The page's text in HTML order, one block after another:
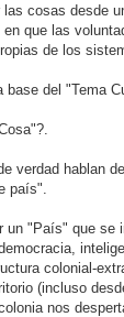
cosas desde
que las
de los
base del "Tema
verdad hablan
país".
un "País" que se
colonial-
(incluso
nos